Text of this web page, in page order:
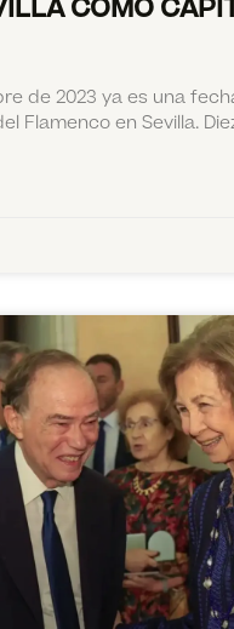
COMO
de 2023 ya es una
Flamenco en Sevilla.